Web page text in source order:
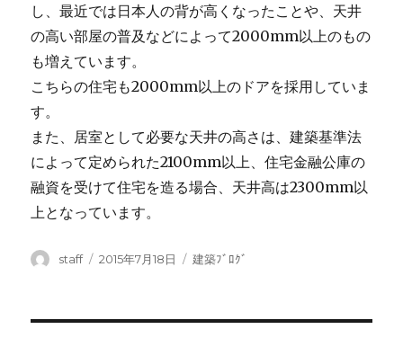
し、最近では日本人の背が高くなったことや、天井
の高い部屋の普及などによって2000mm以上のもの
も増えています。
こちらの住宅も2000mm以上のドアを採用していま
す。
また、居室として必要な天井の高さは、建築基準法
によって定められた2100mm以上、住宅金融公庫の
融資を受けて住宅を造る場合、天井高は2300mm以
上となっています。
投
staff
投
2015年7月18日
カ
建築ﾌﾞﾛｸﾞ